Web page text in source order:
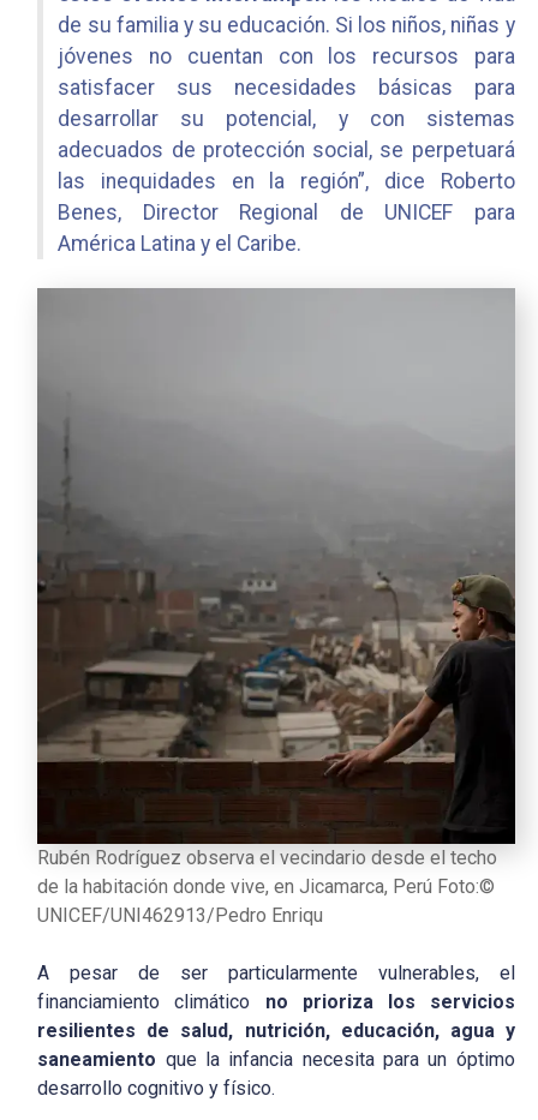
de su familia y su educación. Si los niños, niñas y
jóvenes no cuentan con los recursos para
satisfacer sus necesidades básicas para
desarrollar su potencial, y con sistemas
adecuados de protección social, se perpetuará
las inequidades en la región”, dice Roberto
Benes, Director Regional de UNICEF para
América Latina y el Caribe.
Rubén Rodríguez observa el vecindario desde el techo
de la habitación donde vive, en Jicamarca, Perú Foto:©
UNICEF/UNI462913/Pedro Enriqu
A pesar de ser particularmente vulnerables, el
financiamiento climático no prioriza los servicios
resilientes de salud, nutrición, educación, agua y
saneamiento que la infancia necesita para un óptimo
desarrollo cognitivo y físico.